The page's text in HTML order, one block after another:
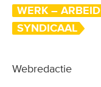
WERK – ARBEID
SYNDICAAL
Webredactie